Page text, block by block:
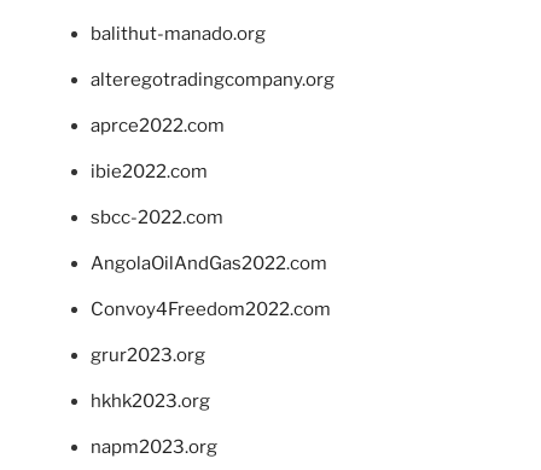
balithut-manado.org
alteregotradingcompany.org
aprce2022.com
ibie2022.com
sbcc-2022.com
AngolaOilAndGas2022.com
Convoy4Freedom2022.com
grur2023.org
hkhk2023.org
napm2023.org